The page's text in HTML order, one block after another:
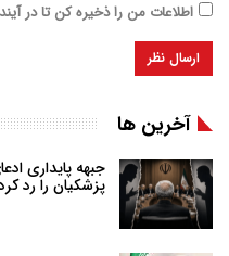
اطلاعات من را ذخیره کن تا در
آخرین ها
جبهه پایداری
پزشکیان را رد